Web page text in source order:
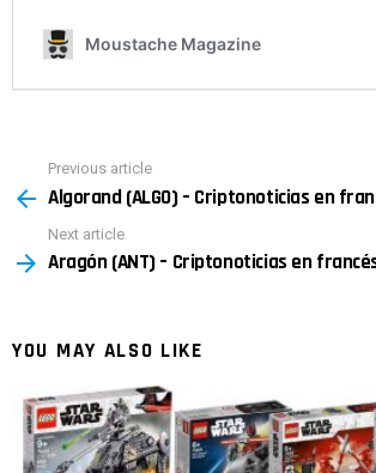
more
Previous article
Algorand (ALGO) – Criptonoticias en
Next article
Aragón (ANT) – Criptonoticias en
YOU MAY ALSO LIKE